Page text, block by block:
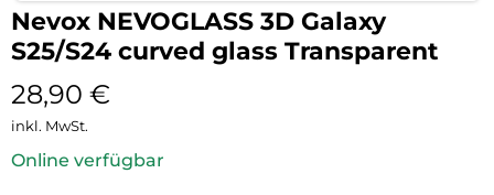
Nevox NEVOGLASS 3D Galaxy
S25/S24 curved glass Transparent
28,90 €
inkl. MwSt.
Online verfügbar